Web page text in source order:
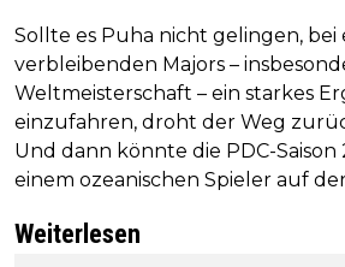
Sollte es Puha nicht gelingen, bei
verbleibenden Majors –
Weltmeisterschaft – ein starkes
einzufahren, droht der Weg
Und dann könnte die PDC-
einem ozeanischen Spieler auf
Weiterlesen